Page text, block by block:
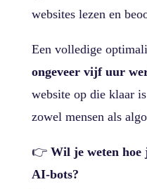
websites lezen en
Een volledige
ongeveer vijf uur
website op die klaar
zowel mensen als
👉 Wil je weten hoe
AI-bots?